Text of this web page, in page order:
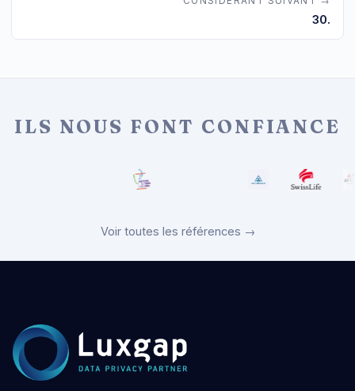
30.
ILS NOUS FONT CONFIANCE
Voir toutes les références →